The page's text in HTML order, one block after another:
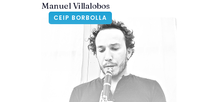
Manuel Villalobos
CEIP BORBOLLA